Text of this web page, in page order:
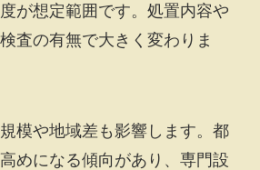
が想定範囲です。処置内容や
査の有無で大きく変わりま
模や地域差も影響します。都
めになる傾向があり、専門設